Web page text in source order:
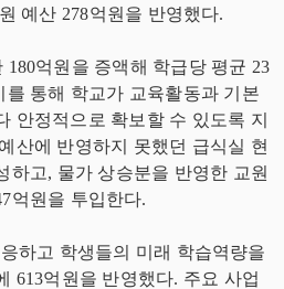
예산 278억원을 반영했다.
180억원을 증액해 학급당 평균 23
통해 학교가 교육활동과 기본
안정적으로 확보할 수 있도록 지
산에 반영하지 못했던 급식실 현
하고, 물가 상승분을 반영한 교원
억원을 투입한다.
하고 학생들의 미래 학습역량을
613억원을 반영했다. 주요 사업